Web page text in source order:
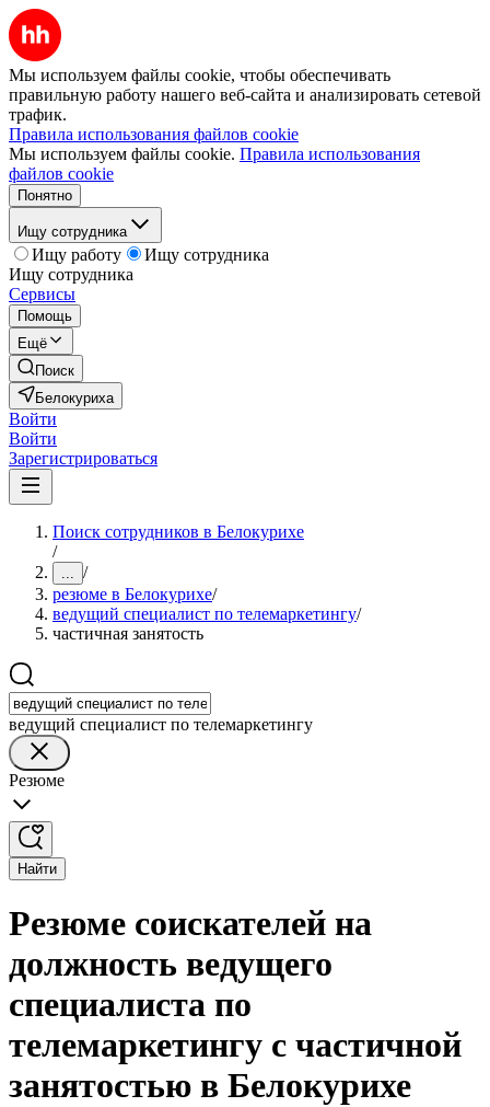
Мы используем файлы cookie, чтобы обеспечивать
правильную работу нашего веб-сайта и анализировать сетевой
трафик.
Правила использования файлов cookie
Мы используем файлы cookie. Правила использования
файлов cookie
Понятно
Ищу сотрудника
Ищу работу
Ищу сотрудника
Ищу сотрудника
Сервисы
Помощь
Ещё
Поиск
Белокуриха
Войти
Войти
Зарегистрироваться
Поиск сотрудников в Белокурихе
/
... /
резюме в Белокурихе/
ведущий специалист по телемаркетингу/
частичная занятость
ведущий специалист по телемаркетингу
Резюме
Найти
Резюме соискателей на
должность ведущего
специалиста по
телемаркетингу с частичной
занятостью в Белокурихе